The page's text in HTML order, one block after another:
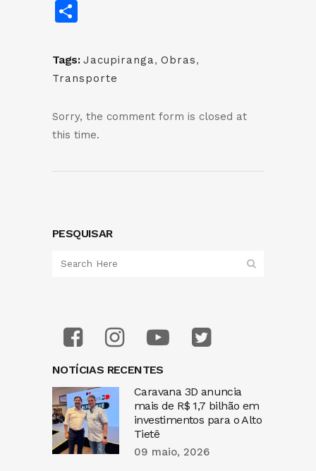
Tags: Jacupiranga, Obras,
Transporte
Sorry, the comment form is closed at
this time.
PESQUISAR
NOTÍCIAS RECENTES
Caravana 3D anuncia
mais de R$ 1,7 bilhão em
investimentos para o Alto
Tietê
09 maio, 2026